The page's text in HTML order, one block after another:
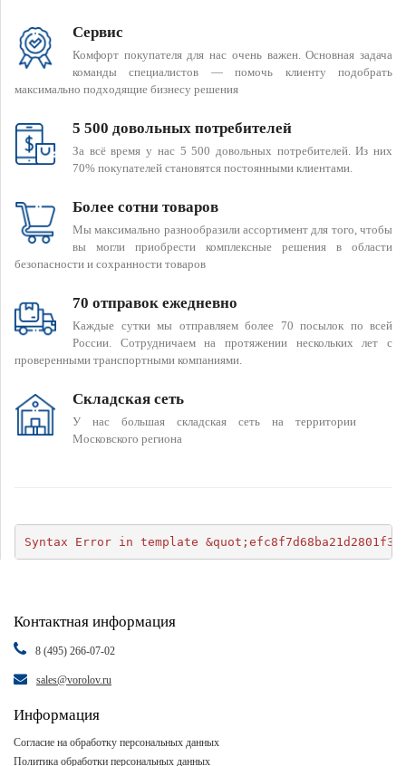
Сервис
Комфорт покупателя для нас очень важен. Основная задача
команды специалистов — помочь клиенту подобрать
максимально подходящие бизнесу решения
5 500 довольных потребителей
За всё время у нас 5 500 довольных потребителей. Из них
70% покупателей становятся постоянными клиентами.
Более сотни товаров
Мы максимально разнообразили ассортимент для того, чтобы
вы могли приобрести комплексные решения в области
безопасности и сохранности товаров
70 отправок ежедневно
Каждые сутки мы отправляем более 70 посылок по всей
России. Сотрудничаем на протяжении нескольких лет с
проверенными транспортными компаниями.
Складская сеть
У нас большая складская сеть на территории
Московского региона
Syntax Error in template
Контактная информация
8 (495) 266-07-02
sales@vorolov.ru
Информация
Согласие на обработку персональных данных
Политика обработки персональных данных